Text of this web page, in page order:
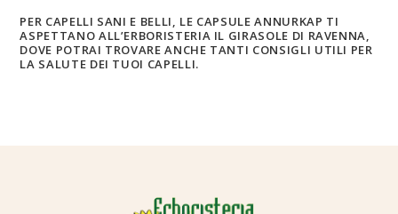
PER CAPELLI SANI E BELLI, LE CAPSULE ANNURKAP TI
ASPETTANO ALL’ERBORISTERIA IL GIRASOLE DI RAVENNA,
DOVE POTRAI TROVARE ANCHE TANTI CONSIGLI UTILI PER
LA SALUTE DEI TUOI CAPELLI.